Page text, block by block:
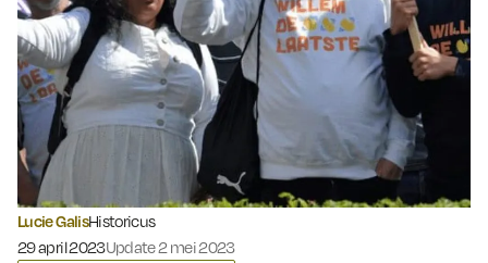
Lucie GalisHistoricus
Gepubliceerd op:
29 april 2023Update 2 mei 2023